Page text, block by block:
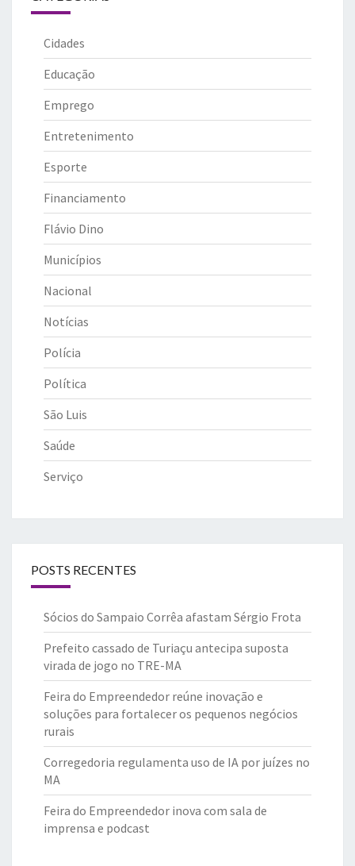
Cidades
Educação
Emprego
Entretenimento
Esporte
Financiamento
Flávio Dino
Municípios
Nacional
Notícias
Polícia
Política
São Luis
Saúde
Serviço
POSTS RECENTES
Sócios do Sampaio Corrêa afastam Sérgio Frota
Prefeito cassado de Turiaçu antecipa suposta
virada de jogo no TRE-MA
Feira do Empreendedor reúne inovação e
soluções para fortalecer os pequenos negócios
rurais
Corregedoria regulamenta uso de IA por juízes no
MA
Feira do Empreendedor inova com sala de
imprensa e podcast